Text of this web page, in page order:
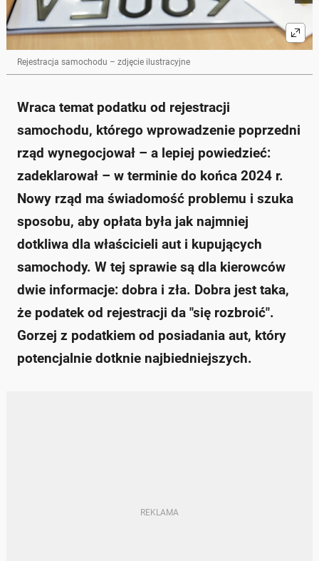
Rejestracja samochodu – zdjęcie ilustracyjne
Wraca temat podatku od rejestracji
samochodu, którego wprowadzenie poprzedni
rząd wynegocjował – a lepiej powiedzieć:
zadeklarował – w terminie do końca 2024 r.
Nowy rząd ma świadomość problemu i szuka
sposobu, aby opłata była jak najmniej
dotkliwa dla właścicieli aut i kupujących
samochody. W tej sprawie są dla kierowców
dwie informacje: dobra i zła. Dobra jest taka,
że podatek od rejestracji da "się rozbroić".
Gorzej z podatkiem od posiadania aut, który
potencjalnie dotknie najbiedniejszych.